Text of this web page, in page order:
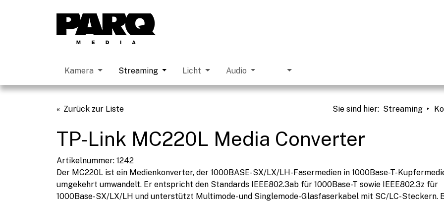
Kamera Streaming Licht Audio
Zurück zur Liste Sie sind hier: Streaming
TP-Link MC220L Media Converter
Artikelnummer: 1242
Der MC220L ist ein Medienkonverter, der 1000BASE-SX/LX/LH-Fasermedien in 1000Base-T-
umgekehrt umwandelt. Er entspricht den Standards IEEE802.3ab für 1000Base-T sowie IEEE802.3z für
1000Base-SX/LX/LH und unterstützt Multimode- und Singlemode-Glasfaserkabel mit SC/LC-Steckern.